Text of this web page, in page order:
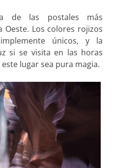
de las postales más
Oeste. Los colores rojizos
únicos, y la
si se visita en las horas
lugar sea pura magia.